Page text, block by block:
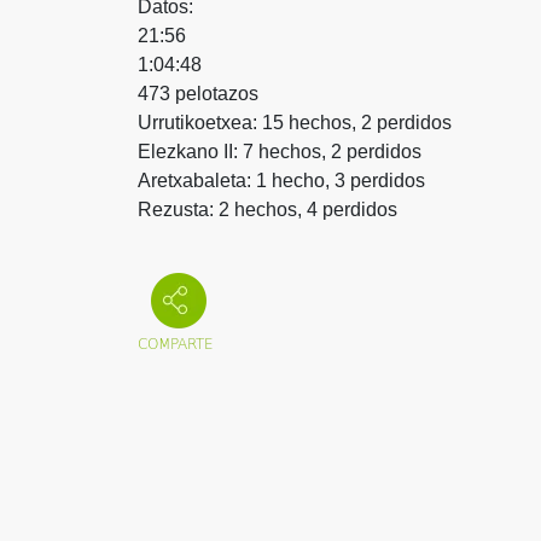
Datos:
21:56
1:04:48
473 pelotazos
Urrutikoetxea: 15 hechos, 2 perdidos
Elezkano II: 7 hechos, 2 perdidos
Aretxabaleta: 1 hecho, 3 perdidos
Rezusta: 2 hechos, 4 perdidos